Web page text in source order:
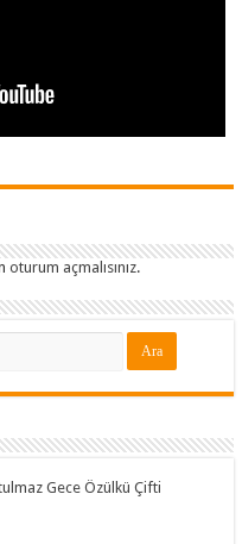
oturum açmalısınız.
Gece Özülkü Çifti